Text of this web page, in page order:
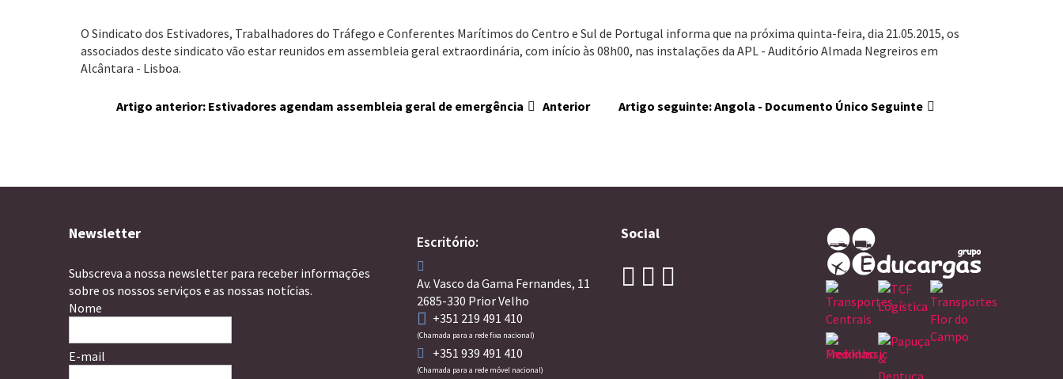
O Sindicato dos Estivadores, Trabalhadores do Tráfego e Conferentes Marítimos do Centro e Sul de Portugal informa que na próxima quinta-feira, dia 21.05.2015, os
associados deste sindicato vão estar reunidos em assembleia geral extraordinária, com início às 08h00, nas instalações da APL - Auditório Almada Negreiros em
Alcântara - Lisboa.
Artigo anterior: Estivadores agendam assembleia geral de emergência Anterior Artigo seguinte: Angola - Documento Único Seguinte
Newsletter
Subscreva a nossa newsletter para receber informações
sobre os nossos serviços e as nossas notícias.
Nome
E-mail
Escritório:
Av. Vasco da Gama Fernandes, 11
2685-330 Prior Velho
+351 219 491 410
(Chamada para a rede fixa nacional)
+351 939 491 410
(Chamada para a rede móvel nacional)
Social